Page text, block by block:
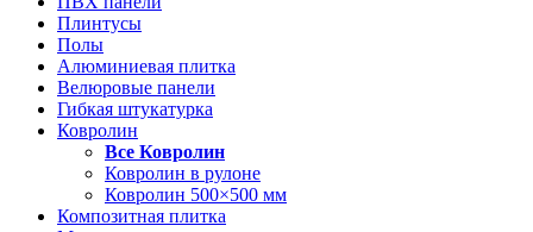
Плинтусы
Полы
Алюминиевая плитка
Велюровые панели
Гибкая штукатурка
Ковролин
Все Ковролин
Ковролин в рулоне
Ковролин 500×500 мм
Композитная плитка